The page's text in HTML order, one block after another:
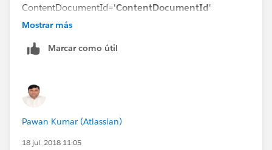
ContentDocumentId='ContentDocumentId'
VersionData(from the second query)
To get the Body as text string use below code.
Mostrar más
Marcar como útil
Pawan Kumar (Atlassian)
18 jul. 2018 11:05